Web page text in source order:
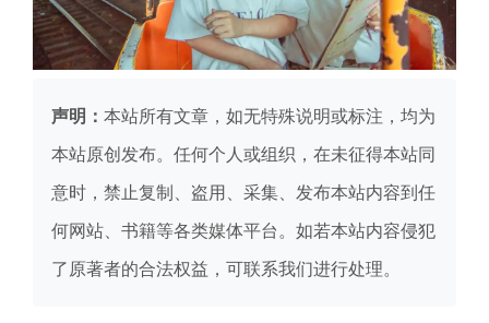
声明： 本站所有文章，如无特殊说明或标注，均为
本站原创发布。任何个人或组织，在未征得本站同
意时，禁止复制、盗用、采集、发布本站内容到任
何网站、书籍等各类媒体平台。如若本站内容侵犯
了原著者的合法权益，可联系我们进行处理。